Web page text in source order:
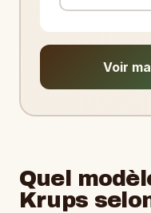
Voir
Quel
Krups